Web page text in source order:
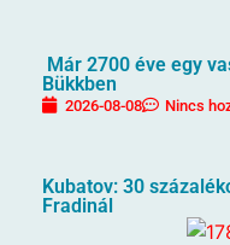
Már 2700 éve egy
Bükkben
2026-08-08 Nincs
Kubatov: 30
Fradinál